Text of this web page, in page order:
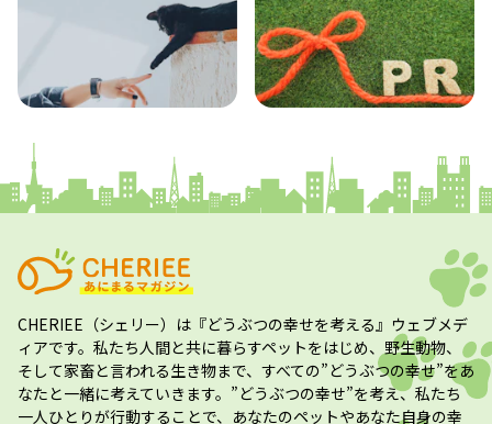
CHERIEE（シェリー） は『どうぶつの幸せを考える』ウェブメデ
ィアです。私たち人間と共に暮らすペットをはじめ、野生動物、
そして家畜と言われる生き物まで、すべての”どうぶつの幸せ”をあ
なたと一緒に考えていきます。”どうぶつの幸せ”を考え、私たち
一人ひとりが行動することで、あなたのペットやあなた自身の幸